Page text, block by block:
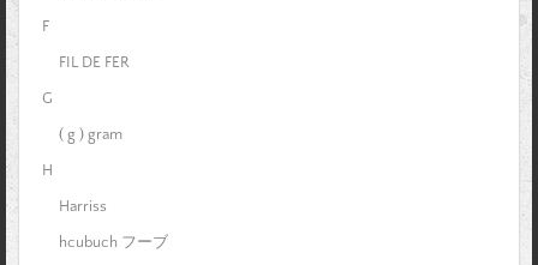
F
FIL DE FER
G
( g ) gram
H
Harriss
hcubuch フーブ